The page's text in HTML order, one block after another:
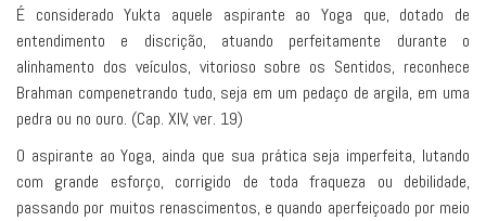
É considerado Yukta aquele aspirante ao Yoga que, dotado de
entendimento e discrição, atuando perfeitamente durante o
alinhamento dos veículos, vitorioso sobre os Sentidos, reconhece
Brahman compenetrando tudo, seja em um pedaço de argila, em uma
pedra ou no ouro. (Cap. XIV, ver. 19)
O aspirante ao Yoga, ainda que sua prática seja imperfeita, lutando
com grande esforço, corrigido de toda fraqueza ou debilidade,
passando por muitos renascimentos, e quando aperfeiçoado por meio